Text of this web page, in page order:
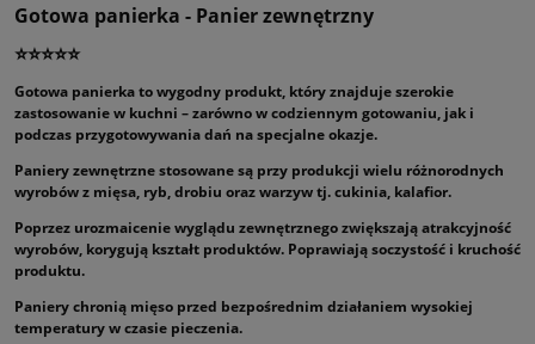
Gotowa panierka - Panier zewnętrzny
⭐⭐⭐⭐⭐
Gotowa panierka to wygodny produkt, który znajduje szerokie
zastosowanie w kuchni – zarówno w codziennym gotowaniu, jak i
podczas przygotowywania dań na specjalne okazje.
Paniery zewnętrzne stosowane są przy produkcji wielu różnorodnych
wyrobów z mięsa, ryb, drobiu oraz warzyw tj. cukinia, kalafior.
Poprzez urozmaicenie wyglądu zewnętrznego zwiększają atrakcyjność
wyrobów, korygują kształt produktów. Poprawiają soczystość i kruchość
produktu.
Paniery chronią mięso przed bezpośrednim działaniem wysokiej
temperatury w czasie pieczenia.